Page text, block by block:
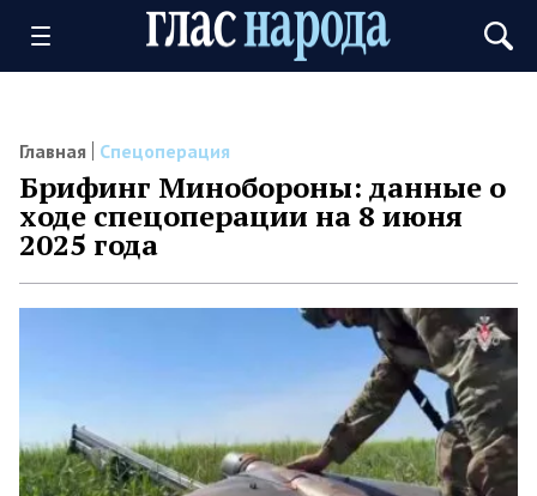
Главная Спецоперация
Брифинг Минобороны: данные о
ходе спецоперации на 8 июня
2025 года